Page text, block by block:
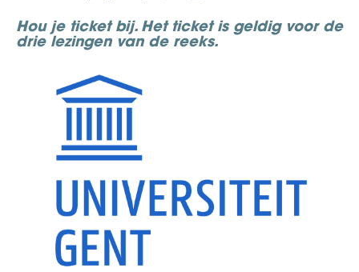
Hou je ticket bij. Het ticket is geldig voor de
drie lezingen van de reeks.